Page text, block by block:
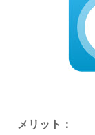
メリット：